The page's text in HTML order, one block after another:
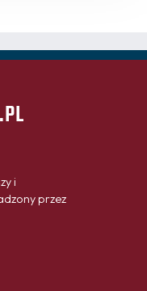
i
przez